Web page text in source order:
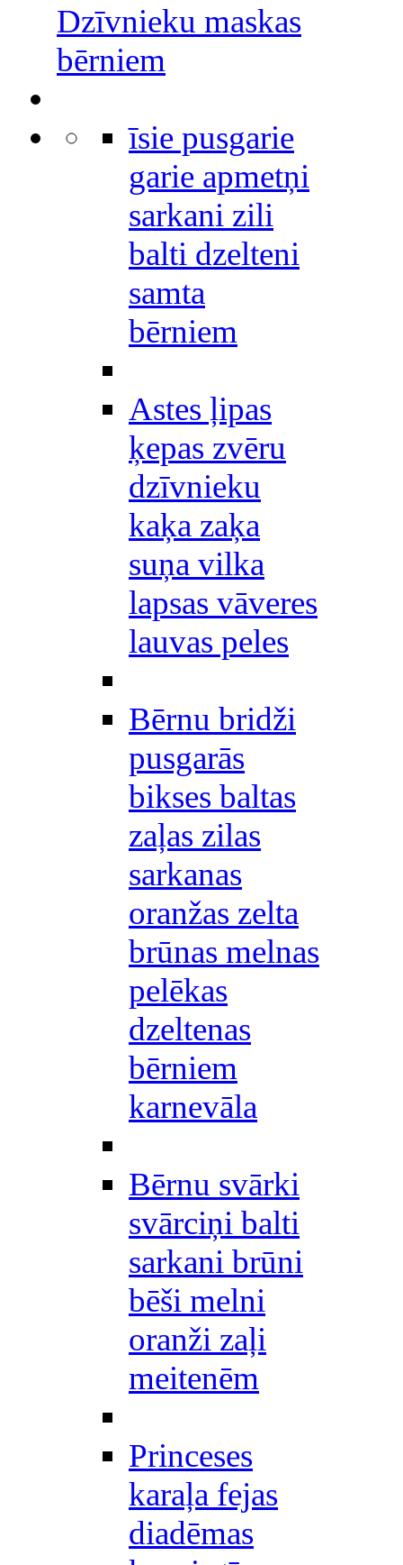
Dzīvnieku maskas
bērniem
īsie pusgarie
garie apmetņi
sarkani zili
balti dzelteni
samta
bērniem
Astes ļipas
ķepas zvēru
dzīvnieku
kaķa zaķa
suņa vilka
lapsas vāveres
lauvas peles
Bērnu bridži
pusgarās
bikses baltas
zaļas zilas
sarkanas
oranžas zelta
brūnas melnas
pelēkas
dzeltenas
bērniem
karnevāla
Bērnu svārki
svārciņi balti
sarkani brūni
bēši melni
oranži zaļi
meitenēm
Princeses
karaļa fejas
diadēmas